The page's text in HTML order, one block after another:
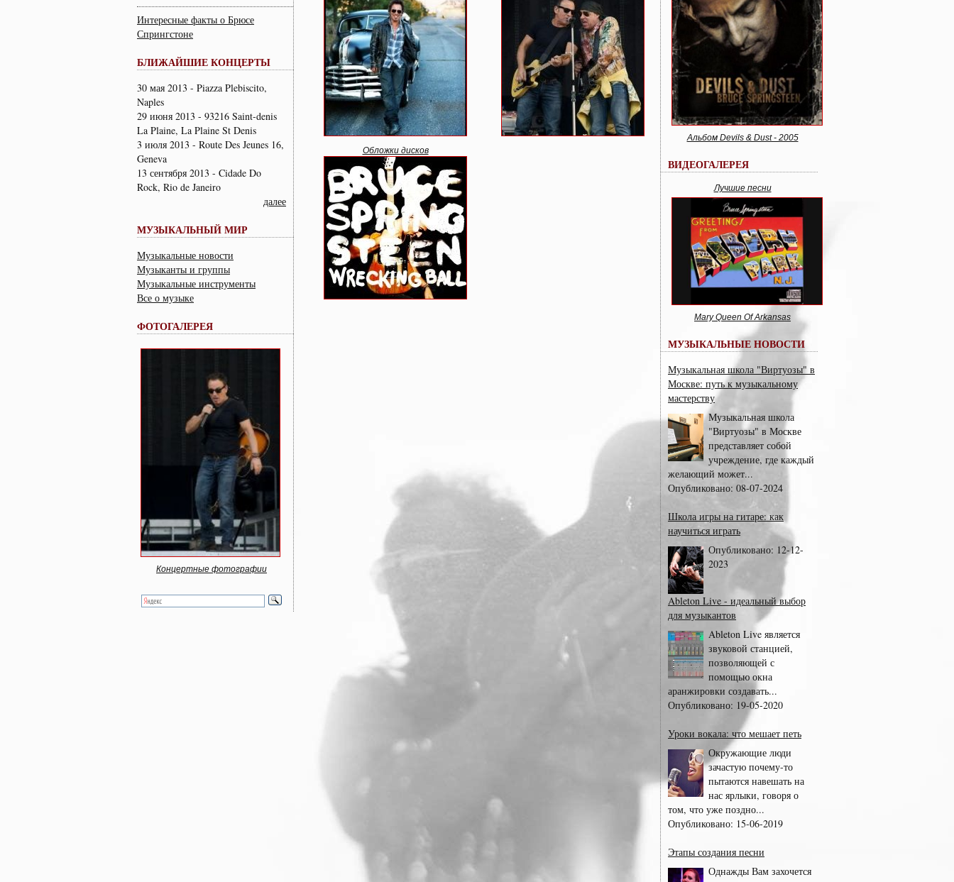
Интересные факты о Брюсе
Спрингстоне
БЛИЖАЙШИЕ КОНЦЕРТЫ
30 мая 2013 - Piazza Plebiscito,
Naples
29 июня 2013 - 93216 Saint-denis
La Plaine, La Plaine St Denis
3 июля 2013 - Route Des Jeunes 16,
Geneva
13 сентября 2013 - Cidade Do
Rock, Rio de Janeiro
далее
МУЗЫКАЛЬНЫЙ МИР
Музыкальные новости
Музыканты и группы
Музыкальные инструменты
Все о музыке
ФОТОГАЛЕРЕЯ
Концертные фотографии
Обложки дисков
Альбом Devils & Dust - 2005
ВИДЕОГАЛЕРЕЯ
Лучшие песни
Mary Queen Of Arkansas
МУЗЫКАЛЬНЫЕ НОВОСТИ
Музыкальная школа "Виртуозы" в
Москве: путь к музыкальному
мастерству
Музыкальная школа
"Виртуозы" в Москве
представляет собой
учреждение, где каждый
желающий может...
Опубликовано: 08-07-2024
Школа игры на гитаре: как
научиться играть
Опубликовано: 12-12-
2023
Ableton Live - идеальный выбор
для музыкантов
Ableton Live является
звуковой станцией,
позволяющей с
помощью окна
аранжировки создавать...
Опубликовано: 19-05-2020
Уроки вокала: что мешает петь
Окружающие люди
зачастую почему-то
пытаются навешать на
нас ярлыки, говоря о
том, что уже поздно...
Опубликовано: 15-06-2019
Этапы создания песни
Однажды Вам захочется